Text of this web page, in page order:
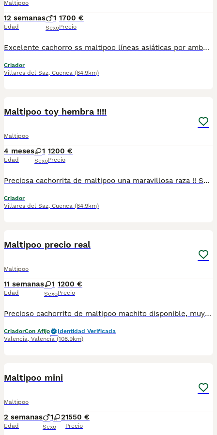
Maltipoo
12 semanas
Edad
1
Sexo
1700 €
Precio
Excelente cachorro ss maltipoo líneas asiáticas por ambos papás, con unos rasgos asiáticos muy bonitos tiene una expresión de carita huapisima con una solidificada de tonalidades muy bonitas en el manto de pelo con una calidad y cantidad de pelo muy bonita igualmente. Este cachorrito se entregará una vez tenga toda la vacunación completa de cachorrito. Tiene un maravilloso carácter un verdadero encanto de cachorrito no dudes en consultarnos estaremos encantados de poderte ayudar,. Un saludo
Criador
Villares del Saz, Cuenca (84.9km)
Maltipoo toy hembra !!!!
Maltipoo
4 meses
Edad
1
Sexo
1200 €
Precio
Preciosa cachorrita de maltipoo una maravillosa raza !! Son muy inteligentes aprenden muy deprisa son realmente cariñosos con un maravilloso carácter . Tamaño muy pequeño no creemos que pueda llegar a tres kilos de adulta tendrá un tamaño muy bonito de adulta. Es una de las razas que no tienen tampoco muda de pelo no se les cae nada de pelito. Para más información sobre esta preciosa cachorrita no dudes en consultamos estaremos encantados de poderte ayudar, un saludo
Criador
Villares del Saz, Cuenca (84.9km)
Maltipoo precio real
Maltipoo
11 semanas
Edad
1
Sexo
1200 €
Precio
Precioso cachorrito de maltipoo machito disponible, muy muy pequeño de tamaño en adulto. Madre bichon maltes y padre caniche toy rojo línea asiatica. Solo queda este cachorrito de la camada. Estamos en la comunidad valenciana en rojales. Se puede recoger personalmente con cita previa en las instalaciones. Hacemos envíos solo en España con empresa especializada en transporte de mascotas.
CriadorCon Afijo
Identidad Verificada
Valencia, Valencia (108.9km)
Maltipoo mini
Maltipoo
2 semanas
Edad
1 2
Sexo
1550 €
Precio